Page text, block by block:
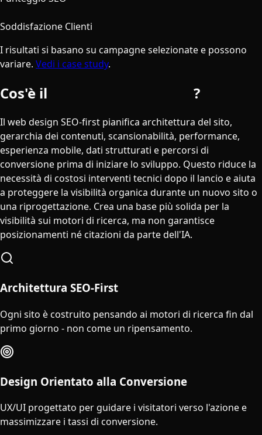
Soddisfazione Clienti
I risultati si basano su campagne selezionate e possono
variare. Vedi i case study.
Cos'è il ?
Il web design SEO-first pianifica architettura del sito,
gerarchia dei contenuti, scansionabilità, performance,
esperienza mobile, dati strutturati e percorsi di
conversione prima di iniziare lo sviluppo. Questo riduce la
necessità di costosi interventi tecnici dopo il lancio e aiuta
a proteggere la visibilità organica durante un nuovo sito o
una riprogettazione. Crea una base più solida per la
visibilità sui motori di ricerca, ma non garantisce
posizionamenti né citazioni da parte dell'IA.
Architettura SEO-First
Ogni sito è costruito pensando ai motori di ricerca fin dal
primo giorno - non come un ripensamento.
Design Orientato alla Conversione
UX/UI progettato per guidare i visitatori verso l'azione e
massimizzare i tassi di conversione.